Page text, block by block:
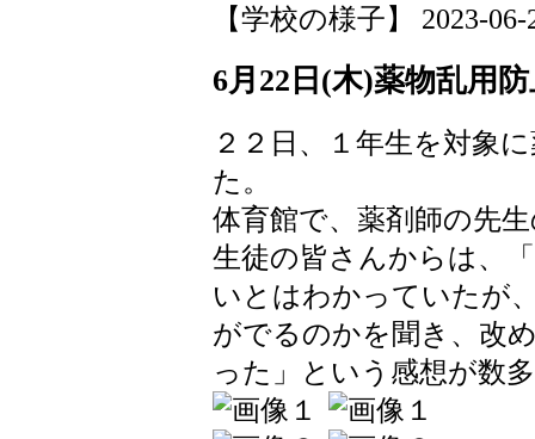
【学校の様子】 2023-
6月22日(木)薬物乱用
２２日、１年生を対象
た。
体育館で、薬剤師の先
生徒の皆さんからは、
いとはわかっていたが
がでるのかを聞き、改
った」という感想が数